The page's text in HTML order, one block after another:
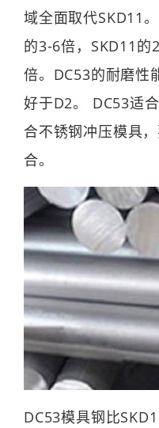
域全面取代SKD11
的3-6倍，SKD11的
倍。DC53的耐磨性
好于D2。 DC53适
合不锈钢冲压模具
合。
DC53模具钢比